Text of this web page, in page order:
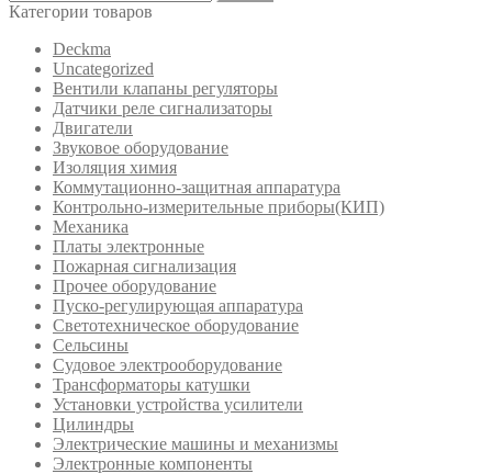
Категории товаров
Deckma
Uncategorized
Вентили клапаны регуляторы
Датчики реле сигнализаторы
Двигатели
Звуковое оборудование
Изоляция химия
Коммутационно-защитная аппаратура
Контрольно-измерительные приборы(КИП)
Механика
Платы электронные
Пожарная сигнализация
Прочее оборудование
Пуско-регулирующая аппаратура
Светотехническое оборудование
Сельсины
Судовое электрооборудование
Трансформаторы катушки
Установки устройства усилители
Цилиндры
Электрические машины и механизмы
Электронные компоненты